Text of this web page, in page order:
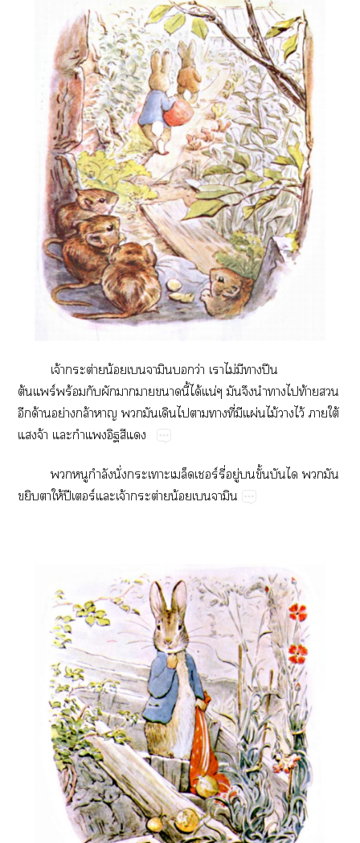
จ้​ต่​น้​​​​ว่​​ไม่​​​ปี​
ต้ร์ร้​​​​​​ี้​ได้​น่​​​​​​ท้​​
​ด้​ย่​ล้​​​​​​​​ี่​​ผ่​ไม้​​ไว้​​ใต้​
​จ้​​​​​
​​ำ​ั่​​ร์ี่​ู่​​ั้​​​​
​​ให้​ปี​ร์​​จ้​ต่​น้​